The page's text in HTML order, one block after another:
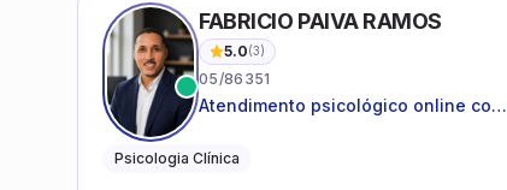
FABRICIO PAIVA RAMOS
5.0(3)
05/86351
Atendimento psicológico online com
Psicologia Clínica